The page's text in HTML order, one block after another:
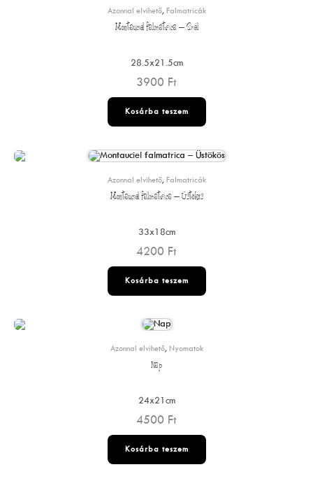
Azonnal elvihető, Falmatricák
Montauciel falmatrica – Szél
28.5x21.5cm
3900 Ft
Kosárba teszem
Azonnal elvihető, Falmatricák
Montauciel falmatrica – Üstökös
33x18cm
4200 Ft
Kosárba teszem
Azonnal elvihető, Nyomatok
Nap
24x21cm
4500 Ft
Kosárba teszem